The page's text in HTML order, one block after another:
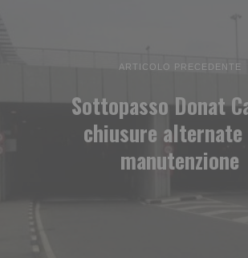
ARTICOLO PRECEDENTE
Sottopasso Donat
chiusure alternate
manutenzione